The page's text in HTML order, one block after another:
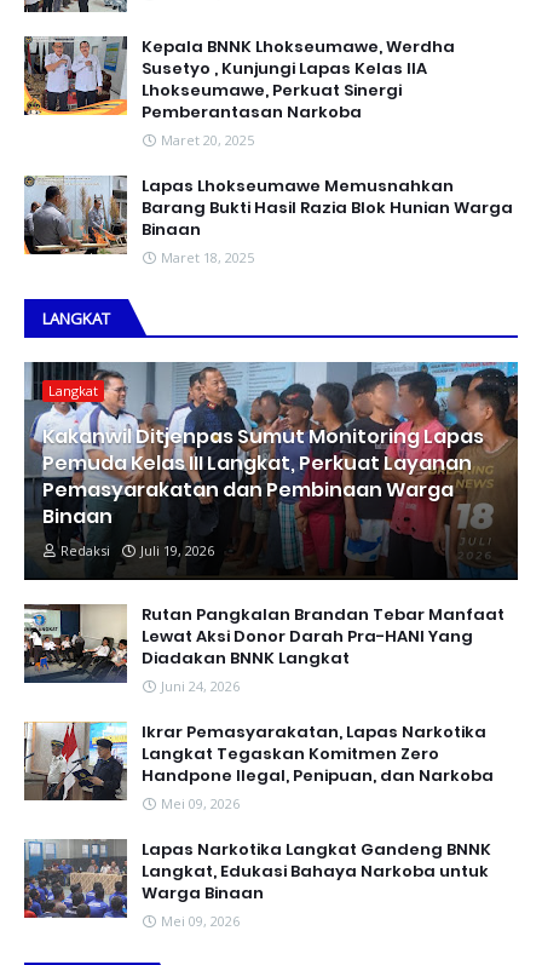
Kepala BNNK Lhokseumawe, Werdha
Susetyo , Kunjungi Lapas Kelas IIA
Lhokseumawe, Perkuat Sinergi
Pemberantasan Narkoba
Maret 20, 2025
Lapas Lhokseumawe Memusnahkan
Barang Bukti Hasil Razia Blok Hunian Warga
Binaan
Maret 18, 2025
LANGKAT
Langkat
Kakanwil Ditjenpas Sumut Monitoring Lapas
Pemuda Kelas III Langkat, Perkuat Layanan
Pemasyarakatan dan Pembinaan Warga
Binaan
Redaksi Juli 19, 2026
Rutan Pangkalan Brandan Tebar Manfaat
Lewat Aksi Donor Darah Pra-HANI Yang
Diadakan BNNK Langkat
Juni 24, 2026
Ikrar Pemasyarakatan, Lapas Narkotika
Langkat Tegaskan Komitmen Zero
Handpone llegal, Penipuan, dan Narkoba
Mei 09, 2026
Lapas Narkotika Langkat Gandeng BNNK
Langkat, Edukasi Bahaya Narkoba untuk
Warga Binaan
Mei 09, 2026